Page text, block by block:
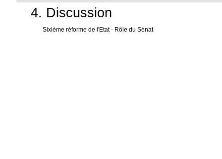
4. Discussion
Sixième réforme de l'Etat - Rôle du Sénat